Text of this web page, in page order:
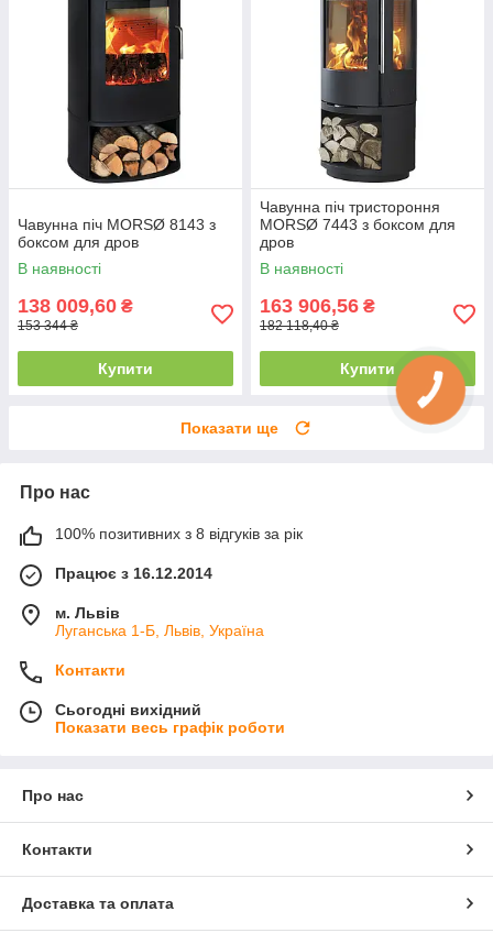
Чавунна піч MORSØ 8143 з
боксом для дров
В наявності
138 009,60 ₴
153 344 ₴
Купити
Чавунна піч тристороння
MORSØ 7443 з боксом для
дров
В наявності
163 906,56 ₴
182 118,40 ₴
Купити
Показати ще
Про нас
100% позитивних з 8 відгуків за рік
Працює з 16.12.2014
м. Львів
Луганська 1-Б, Львів, Україна
Контакти
Сьогодні вихідний
Показати весь графік роботи
Про нас
Контакти
Доставка та оплата